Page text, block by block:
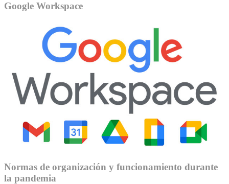
Google Workspace
Normas de organización y funcionamiento durante
la pandemia